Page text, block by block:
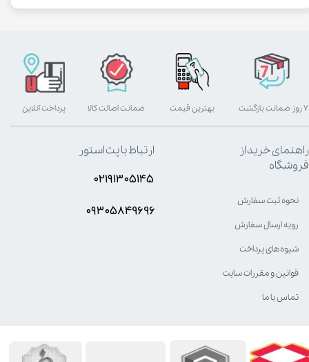
بهترین قیمت پرداخت آنلاین ۷ روز ضمانت بازگشت ضمانت اصالت کالا
راهنمای خرید از
فروشگاه
نحوه ثبت سفارش
رویه ارسال سفارش
شیوه‌های پرداخت
قوانین و مقررات سایت
تماس با ما
ارتباط با پت استور
۰۲۱۹۱۳۰۵۱۴۵
۰۹۳۰۵8۴9696